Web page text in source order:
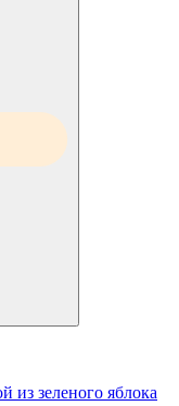
из зеленого яблока